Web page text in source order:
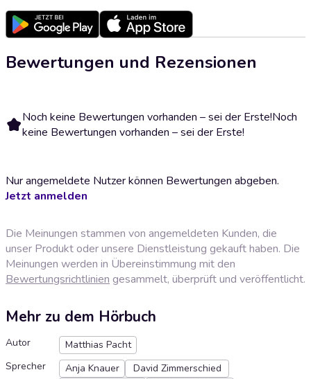
Bewertungen und Rezensionen
Noch keine Bewertungen vorhanden – sei der Erste!Noch
keine Bewertungen vorhanden – sei der Erste!
Nur angemeldete Nutzer können Bewertungen abgeben.
Jetzt anmelden
Die Meinungen stammen von angemeldeten Kunden, die
unser Produkt oder unsere Dienstleistung gekauft haben. Die
Meinungen werden in Übereinstimmung mit den
Bewertungsrichtlinien gesammelt, überprüft und veröffentlicht.
Mehr zu dem Hörbuch
Autor
Matthias Pacht
Sprecher
Anja Knauer
David Zimmerschied